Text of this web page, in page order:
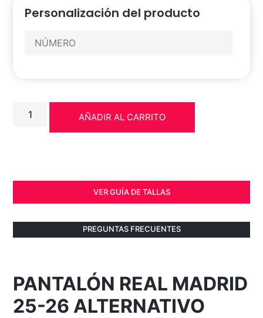
Personalización del producto
AÑADIR AL CARRITO
VER GUÍA DE TALLAS
PREGUNTAS FRECUENTES
PANTALÓN REAL MADRID
25-26 ALTERNATIVO